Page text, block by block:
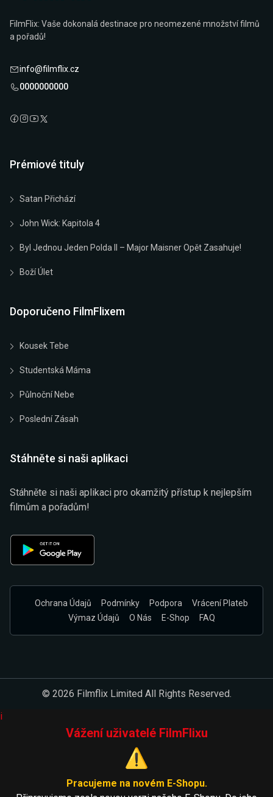
FilmFlix: Vaše dokonalá destinace pro neomezené množství filmů
a pořadů!
info@filmflix.cz
0000000000
Prémiové tituly
Satan Přichází
John Wick: Kapitola 4
Byl Jednou Jeden Polda II – Major Maisner Opět Zasahuje!
Boží Úlet
Doporučeno FilmFlixem
Kousek Tebe
Studentská Máma
Půlnoční Nebe
Poslední Zásah
Stáhněte si naši aplikaci
Stáhněte si naši aplikaci pro okamžitý přístup k nejlepším
filmům a pořadům!
Ochrana Údajů Podmínky Podpora
Vrácení Plateb
Výmaz Údajů
O Nás E-Shop FAQ
© 2026 Filmflix Limited All Rights Reserved.
i
Vážení uživatelé FilmFlixu
⚠️
Pracujeme na novém E-Shopu.